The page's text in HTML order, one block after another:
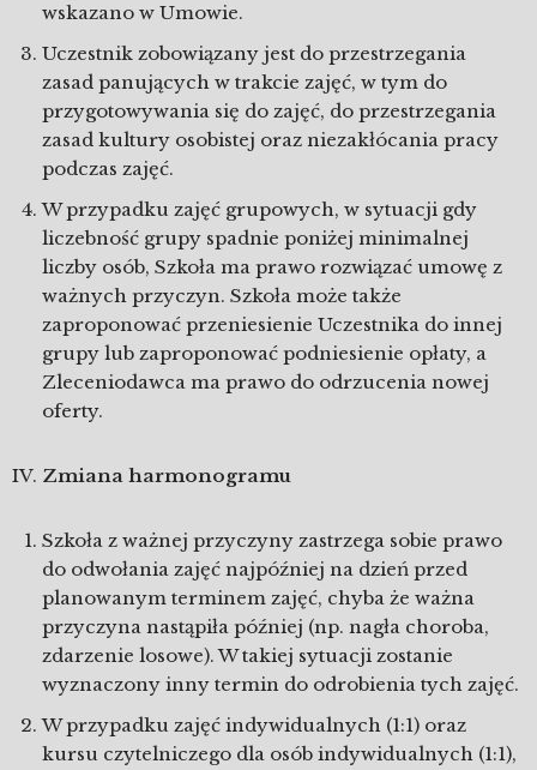
wskazano w Umowie.
Uczestnik zobowiązany jest do przestrzegania
zasad panujących w trakcie zajęć, w tym do
przygotowywania się do zajęć, do przestrzegania
zasad kultury osobistej oraz niezakłócania pracy
podczas zajęć.
W przypadku zajęć grupowych, w sytuacji gdy
liczebność grupy spadnie poniżej minimalnej
liczby osób, Szkoła ma prawo rozwiązać umowę z
ważnych przyczyn. Szkoła może także
zaproponować przeniesienie Uczestnika do innej
grupy lub zaproponować podniesienie opłaty, a
Zleceniodawca ma prawo do odrzucenia nowej
oferty.
Zmiana harmonogramu
Szkoła z ważnej przyczyny zastrzega sobie prawo
do odwołania zajęć najpóźniej na dzień przed
planowanym terminem zajęć, chyba że ważna
przyczyna nastąpiła później (np. nagła choroba,
zdarzenie losowe). W takiej sytuacji zostanie
wyznaczony inny termin do odrobienia tych zajęć.
W przypadku zajęć indywidualnych (1:1) oraz
kursu czytelniczego dla osób indywidualnych (1:1),